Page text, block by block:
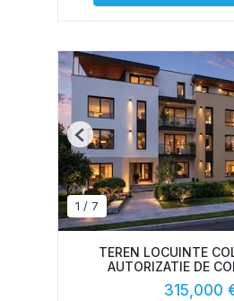
1 / 7
Previous
TEREN LOCUINTE
AUTORIZATIE DE
315,000